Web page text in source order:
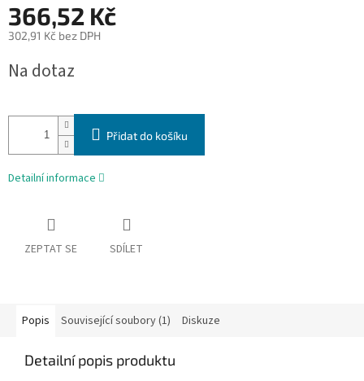
366,52 Kč
302,91 Kč bez DPH
cena:
Na dotaz
Přidat do košíku
Detailní informace
ZEPTAT SE SDÍLET
Popis Související soubory (1) Diskuze
Detailní popis produktu